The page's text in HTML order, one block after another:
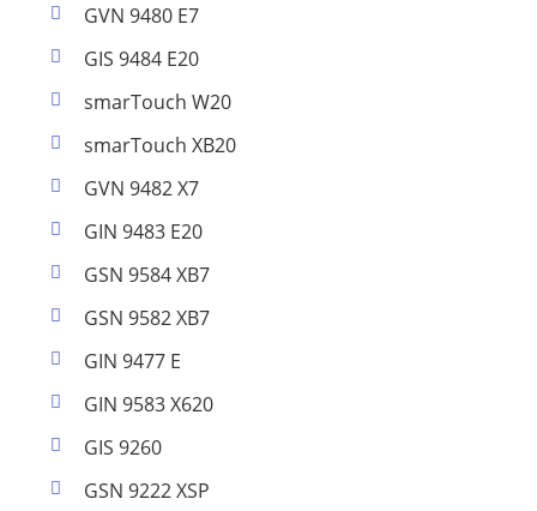
GVN 9480 E7
GIS 9484 E20
smarTouch W20
smarTouch XB20
GVN 9482 X7
GIN 9483 E20
GSN 9584 XB7
GSN 9582 XB7
GIN 9477 E
GIN 9583 X620
GIS 9260
GSN 9222 XSP